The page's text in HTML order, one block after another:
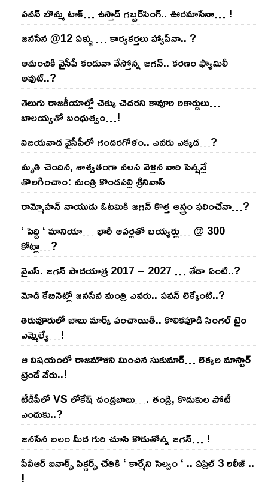
ప‌వ‌న్ బొమ్మ టాక్‌… ఉస్తాద్ గ‌బ్బ‌ర్‌సింగ్‌.. ఊర‌మాసేనా… !
జనసేన @12 ఏళ్ళు … కార్యకర్తలు హ్యాపీనా.. ?
ఆమంచికి వైసీపీ కండువా వేస్తోన్న జ‌గ‌న్‌.. క‌ర‌ణం ఫ్యామిలీ
అవుట్‌..?
తెలుగు రాజ‌కీయాల్లో చెక్కు చెద‌ర‌ని కావూరి రికార్డులు…
బాల‌య్యతో బంధుత్వం…!
విజ‌య‌వాడ వైసీపీలో గంద‌ర‌గోళం.. ఎవ‌రు ఎక్క‌డ‌…?
మృతి చెందిన, శాశ్వతంగా వలస వెళ్లిన వారి పెన్ష‌న్లే
తొల‌గించాం: మంత్రి కొండపల్లి శ్రీనివాస్
రామ్మోహ‌న్ నాయుడు ఓట‌మికి జ‌గ‌న్ కొత్త అస్త్రం ఫ‌లించేనా…?
‘ పెద్ది ‘ మానియా… భారీ ఆప‌ర్ల‌తో బ‌య్య‌ర్లు… @ 300
కోట్లా…?
వైఎస్‌. జ‌గ‌న్ పాద‌యాత్ర 2017 – 2027 … తేడా ఏంటి..?
మోడి కేబినెట్లో జ‌నసేన మంత్రి ఎవ‌రు.. ప‌వ‌న్ లెక్కేంటి..?
తిరువూరులో బాబు మార్క్ పంచాయితీ.. కొలిక‌పూడి సింగ‌ల్ టైం
ఎమ్మెల్యే…!
ఆ విష‌యంలో రాజ‌మౌళిని మించిన సుకుమార్‌… లెక్క‌ల మాస్టార్
ట్రెండే వేరు..!
టీడీపీలో VS లోకేష్ చంద్ర‌బాబు…. తండ్రి, కొడుకుల పోటీ
ఎందుకు..?
జ‌న‌సేన బ‌లం మీద గురి చూసి కొడుతోన్న జ‌గ‌న్‌… !
పీవీఆర్ ఐనాక్స్ పిక్చర్స్ చేతికి ‘ కార్మేని సెల్వం ‘ .. ఏప్రిల్ 3 రిలీజ్ ..
!